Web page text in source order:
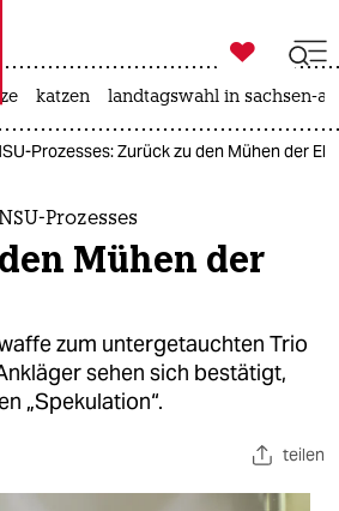
taz zahl ich
zahl ich

taz zahl ich
katzen landtagswahl in sachsen-
Prozesses: Zurück zu den Mühen der
Prozesses
Mühen der
zum untergetauchten Trio
sehen sich bestätigt,
„Spekulation“.
teilen